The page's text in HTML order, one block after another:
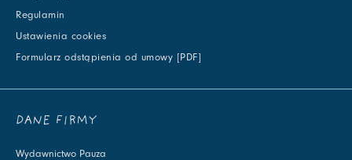
Regulamin
Ustawienia cookies
Formularz odstąpienia od umowy [PDF]
DANE FIRMY
Wydawnictwo Pauza